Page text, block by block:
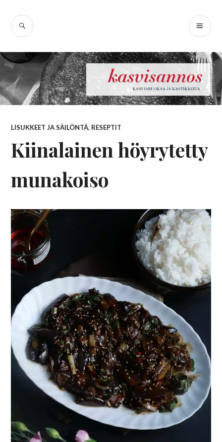
content
SEARCH
LISUKKEET JA SÄILÖNTÄ, RESEPTIT
Kiinalainen höyrytetty
munakoiso